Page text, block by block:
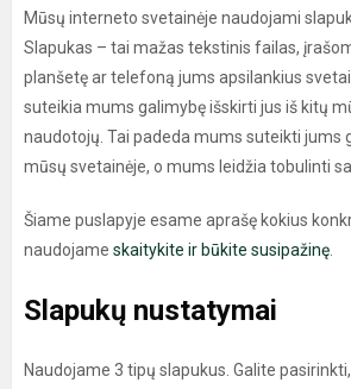
Mūsų interneto svetainėje naudojami
Slapukas – tai mažas tekstinis failas,
planšetę ar telefoną jums apsilankius
suteikia mums galimybę išskirti jus iš kitų
naudotojų. Tai padeda mums suteikti jums
mūsų svetainėje, o mums leidžia tobulinti
Šiame puslapyje esame aprašę kokius
naudojame skaitykite ir būkite susipažinę
Slapukų nustatymai
Naudojame 3 tipų slapukus. Galite